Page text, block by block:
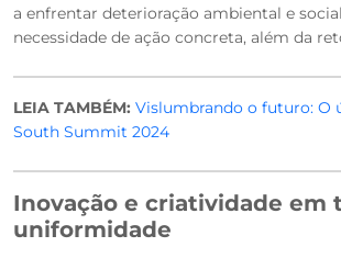
a enfrentar deterioração ambiental e
necessidade de ação concreta, além da
LEIA TAMBÉM: Vislumbrando o futuro: O
South Summit 2024
Inovação e criatividade em
uniformidade